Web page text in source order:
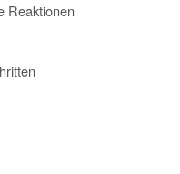
Reaktionen